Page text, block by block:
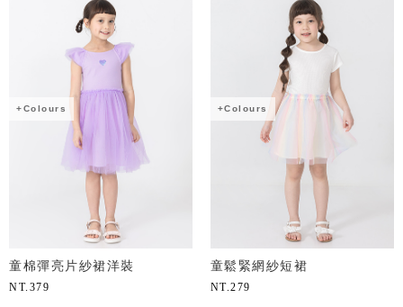
+Colours
童棉彈亮片紗裙洋裝
NT. 379
+Colours
童鬆緊網紗短裙
NT.279